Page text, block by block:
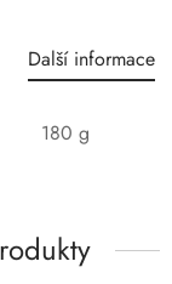
Další informace
180 g